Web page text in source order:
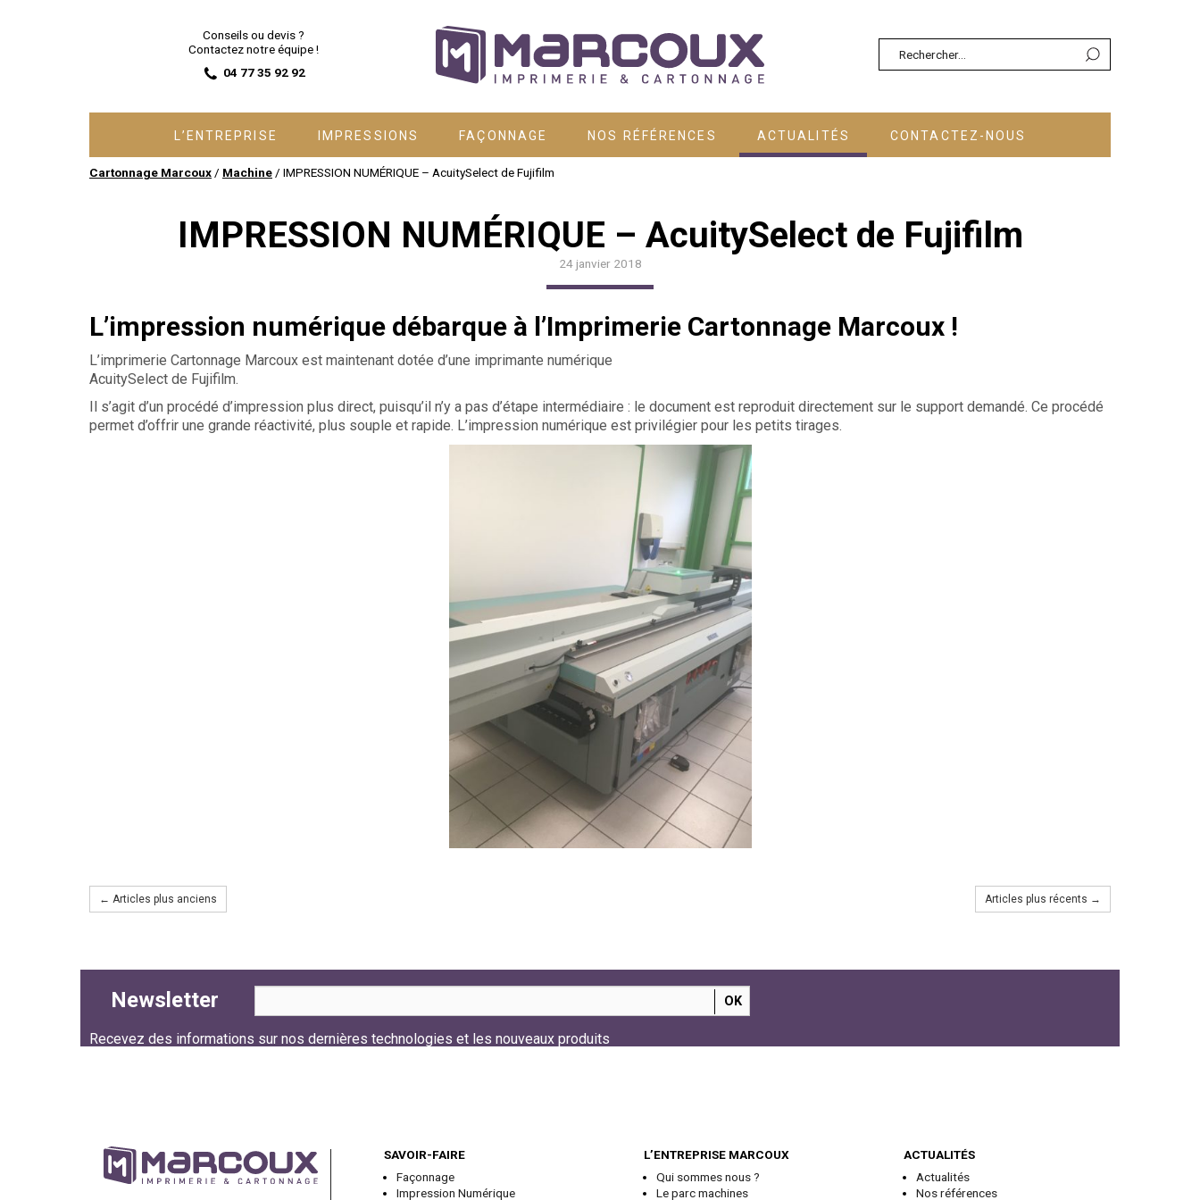
Conseils ou devis ?
Contactez notre équipe !
04 77 35 92 92
Rechercher :
L’ENTREPRISE IMPRESSIONS FAÇONNAGE NOS RÉFÉRENCES ACTUALITÉS CONTACTEZ-NOUS
Cartonnage Marcoux/ Machine/ IMPRESSION NUMÉRIQUE – AcuitySelect de Fujifilm
IMPRESSION NUMÉRIQUE – AcuitySelect de Fujifilm
24 janvier 2018
L’impression numérique débarque à l’Imprimerie Cartonnage Marcoux !
L’imprimerie Cartonnage Marcoux est maintenant dotée d’une imprimante numérique
AcuitySelect de Fujifilm.
Il s’agit d’un procédé d’impression plus direct, puisqu’il n’y a pas d’étape intermédiaire : le document est reproduit directement sur le support demandé. Ce procédé
permet d’offrir une grande réactivité, plus souple et rapide. L’impression numérique est privilégier pour les petits tirages.
← Articles plus anciens Articles plus récents →
Newsletter
Recevez des informations sur nos dernières technologies et les nouveaux produits
SAVOIR-FAIRE
Façonnage
Impression Numérique
L’ENTREPRISE MARCOUX
Qui sommes nous ?
Le parc machines
ACTUALITÉS
Actualités
Nos références